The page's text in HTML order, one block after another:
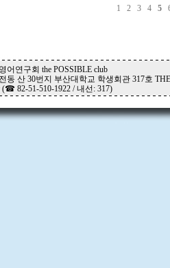
1 2 3 4 5
어연구회 the POSSIBLE club
동 산 30번지 부산대학교 학생회관 317호
(☎ 82-51-510-1922 / 내선: 317)